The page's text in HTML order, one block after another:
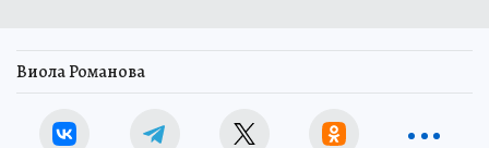
Виола Романова